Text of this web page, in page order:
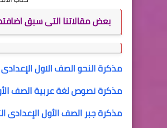
بعض مقالاتنا التى سبق
مذكرة النحو الصف الاول الإعدادى
مذكرة نصوص لغة عربية الصف
مذكرة جبر الصف الأول الإعدادى